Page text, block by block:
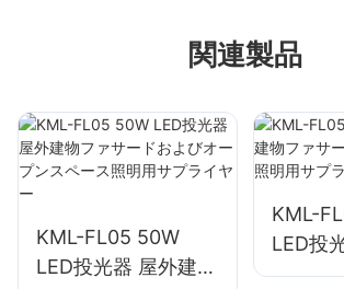
関連製品
KML-FL05 50W
LED投光器 屋外建物
KML-
LED投
サード